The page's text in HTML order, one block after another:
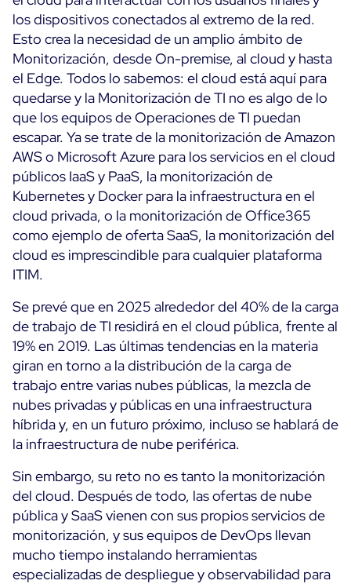
Monitorización Cloud
Monitorización de Contenedores
Monitorización de Red
Observabilidad
Rendimiento web
Todos
MSP
Logística y comercio minorista
Sanidad
Educación
Todos
Tecnologías
AWS
Cisco Meraki
Google Cloud Platform
Kubernetes
Microsoft 365
Microsoft Azure
Todos
POR QUÉ CENTREON
Nuestra visión
Beneficios
Tour del producto
Prueba gratuita
Aliados
ON Partner Program
Centreon en AWS
Servicios
Servicios profesionales
Atención al cliente
Formación
Comunidad
The Watch
Github
Monitorización de TI de código abierto o de
pago: ¿Cuál debería ser?
Consejos de ahorro energético para ITOps
los dispositivos conectados al extremo de la red.
Esto crea la necesidad de un amplio ámbito de
Monitorización, desde On-premise, al cloud y hasta
el Edge. Todos lo sabemos: el cloud está aquí para
quedarse y la Monitorización de TI no es algo de lo
que los equipos de Operaciones de TI puedan
escapar. Ya se trate de la monitorización de Amazon
AWS o Microsoft Azure para los servicios en el cloud
públicos IaaS y PaaS, la monitorización de
Kubernetes y Docker para la infraestructura en el
cloud privada, o la monitorización de Office365
como ejemplo de oferta SaaS, la monitorización del
cloud es imprescindible para cualquier plataforma
ITIM.
Se prevé que en 2025 alrededor del 40% de la carga
de trabajo de TI residirá en el cloud pública, frente al
19% en 2019. Las últimas tendencias en la materia
giran en torno a la distribución de la carga de
trabajo entre varias nubes públicas, la mezcla de
nubes privadas y públicas en una infraestructura
híbrida y, en un futuro próximo, incluso se hablará de
la infraestructura de nube periférica.
Sin embargo, su reto no es tanto la monitorización
del cloud. Después de todo, las ofertas de nube
pública y SaaS vienen con sus propios servicios de
monitorización, y sus equipos de DevOps llevan
mucho tiempo instalando herramientas
especializadas de despliegue y observabilidad para